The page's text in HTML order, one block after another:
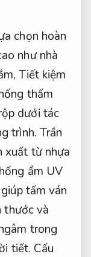
chọn hoàn
như nhà
Tiết kiệm
thấm
dưới tác
trình. Trần
xuất từ nhựa
ẩm UV
giúp tấm ván
thước và
trong
tiết. Cấu